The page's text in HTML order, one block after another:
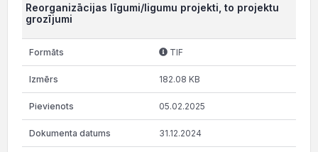
Reorganizācijas līgumi/ligumu projekti, to projektu
grozījumi
TIF
182.08 KB
05.02.2025
31.12.2024